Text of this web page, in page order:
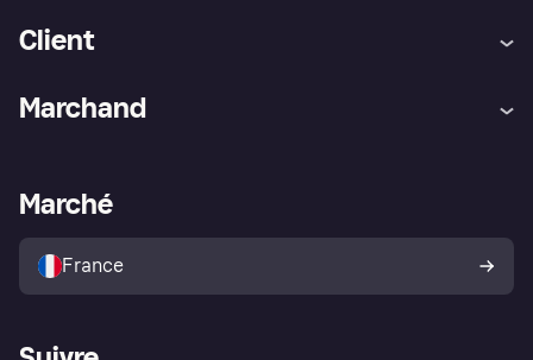
Client
Explorez les magasins
Politique de protection de
l’acheteur Klarna
Marchand
Portail Marchand
Marché
France